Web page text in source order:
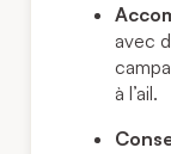
avec
à l’ail.